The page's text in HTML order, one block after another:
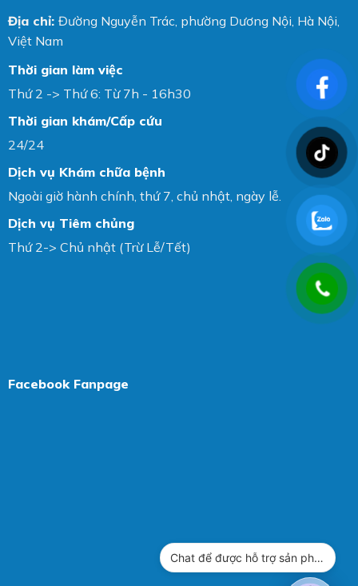
Địa chỉ: Đường Nguyễn Trác, phường Dương Nội, Hà Nội,
Việt Nam
Thời gian làm việc
Thứ 2 -> Thứ 6: Từ 7h - 16h30
Thời gian khám/Cấp cứu
24/24
Dịch vụ Khám chữa bệnh
Ngoài giờ hành chính, thứ 7, chủ nhật, ngày lễ.
Dịch vụ Tiêm chủng
Thứ 2-> Chủ nhật (Trừ Lễ/Tết)
Facebook Fanpage
Chat để được hỗ trợ sản phẩm